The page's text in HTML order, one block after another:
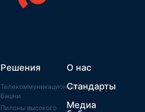
Решения
Телекоммуникационные
башни
Пилоны высокого
О нас
Стандарты
Медиа